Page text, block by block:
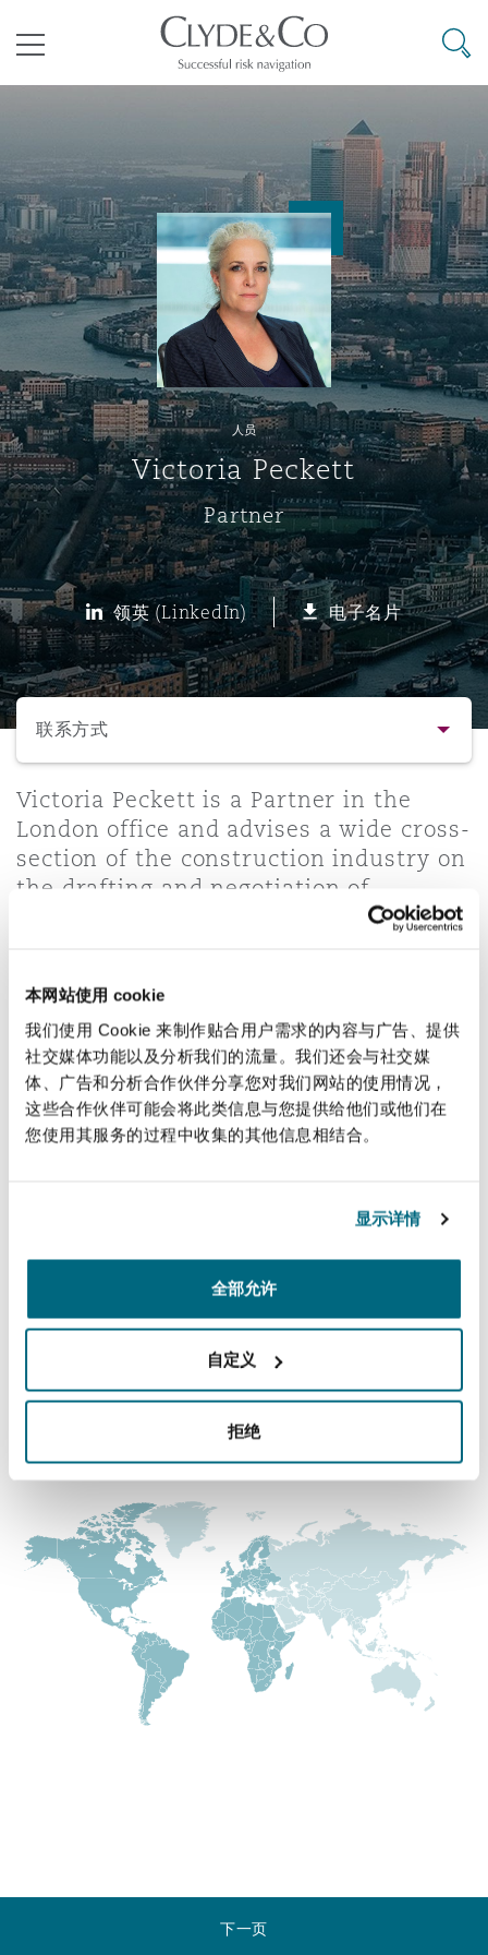
本网站使用 cookie
我们使用 Cookie 来制作贴合用户需求的内容与广告、提供
社交媒体功能以及分析我们的流量。我们还会与社交媒
体、广告和分析合作伙伴分享您对我们网站的使用情况，
这些合作伙伴可能会将此类信息与您提供给他们或他们在
您使用其服务的过程中收集的其他信息相结合。
显示详情
全部允许
自定义
拒绝
空 Business Jets
Carrier Liability
Commerical Dispute
Debt Recovery
Emergency Response & Crisis
Management
Finance & Leasing
Insurance Coverage
MRO (Maintenance, Repair &
Non-Contentious
Regulatory
业与咨询
商业
公司
企业、商业与合规保险
数据保护与隐私权
劳动、养老金和移民n
金融
技术、外包与数据
议解决
Commercial Arbitration
Commercial Disputes
Commercial Litigation
源、海洋与贸易
Energy & Natural Resources
Marine
Trade & Commodities
险和再保险
Bermuda Form
Casualty
Corporate, Commercial &
Insurance
Cyber Risk
Employers' & Public Liability
Employment Practices
Financial Institutions,
Officers
Insurance Coverage
Marine
Political Risk & Trade Credit
Property
Specialty
目和建筑工程
Construction Disputes
环境保护法
基础设施
PPP/PFI
Public Procurement
房地产
管法规与调查
Anti-Bribery & Corruption
Compliance
External Investigations
Financial Services
Fraud & White-Collar Crime
Internal Investigations
Safety, Security, Health &
候变化
Code
& Co Newton - 解锁智能索赔新模式
议融资
Eco Audit
罗
普敦
累斯萨拉姆
翰内斯堡
罗比 – 联营办公室
谷
京
里斯班
庆
港
隆坡 – 联营办公室
尔本
德里 – 联营办公室
海
加坡
兰巴托 – 联营办公室
拉加斯
西哥城
约热内卢
地亚哥 – 联营办公室
保罗
布扎比
罗
哈
拜
达
雅得
特兰大
士顿
尔加里
加哥
拉斯
佛
萨斯城
斯维加斯
阿密
特利尔
约
藩市
伯丁
尔法斯特
明翰
里斯托尔
里
柏林（圣史蒂芬绿地大厦）
塞尔多夫
尔福德
堡
物浦
彻斯特，新贝利广场2号
目录
其礼律所事务所
搜寻
人员
Victoria Peckett
Partner
领英 (LinkedIn) 电子名片
选择所需部分
联系方式
联系方式
简介与经验
法律解析
Victoria Peckett is a Partner in the
London office and advises a wide cross-
section of the construction industry on
the drafting and negotiation of
complex construction contracts and
and domestic.
直线
+44 207 876 6094
伦敦，圣伯托尔夫大厦
+44 (0) 20 7876 5000
涵盖的办公室和地区
下一页